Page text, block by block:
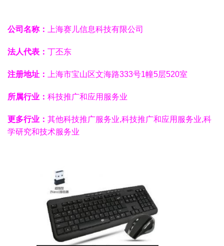
公司名称： 上海赛儿信息科技有限公司
法人代表： 丁丕东
注册地址： 上海市宝山区文海路333号1幢5层520室
所属行业： 科技推广和应用服务业
更多行业： 其他科技推广服务业,科技推广和应用服务业,科
学研究和技术服务业